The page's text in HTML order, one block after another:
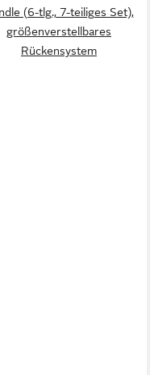
(6-tlg., 7-teiliges Set),
größenverstellbares
Rückensystem